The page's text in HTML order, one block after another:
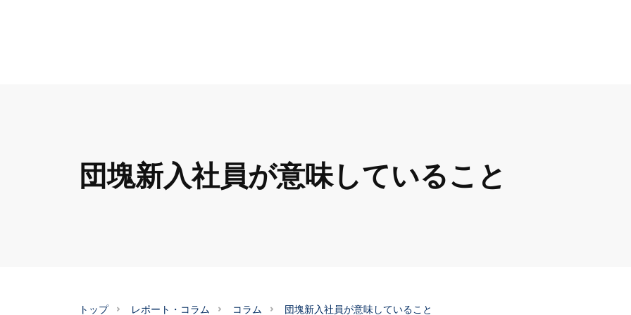
団塊新入社員が意味していること
トップ レポート・コラム コラム 団塊新入社員が意味していること